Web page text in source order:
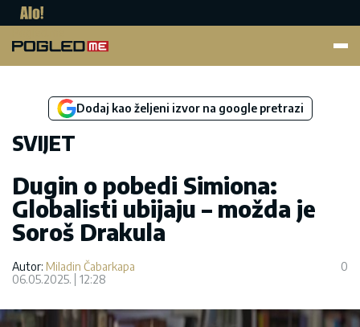
Dodaj kao željeni izvor na google pretrazi
SVIJET
Dugin o pobedi Simiona:
Globalisti ubijaju – možda je
Soroš Drakula
Autor: Miladin Čabarkapa
06.05.2025.
12:28
0